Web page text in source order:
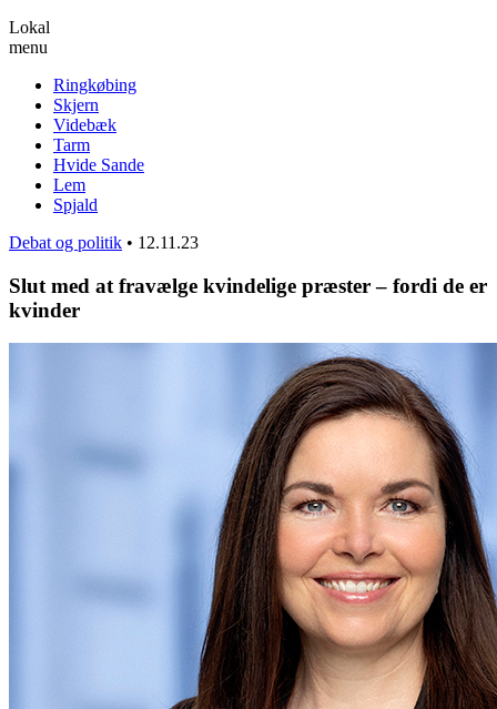
Lokal
menu
Ringkøbing
Skjern
Videbæk
Tarm
Hvide Sande
Lem
Spjald
Debat og politik • 12.11.23
Slut med at fravælge kvindelige præster – fordi de er
kvinder